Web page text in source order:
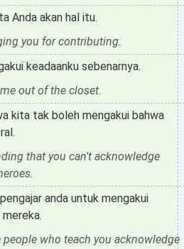
Anda akan hal itu.
you for contributing.
keadaanku sebenarnya.
out of the closet.
kita tak boleh mengakui bahwa
that you can't acknowledge
anda untuk mengakui
who teach you acknowledge